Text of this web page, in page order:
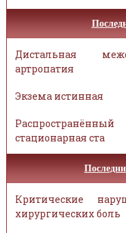
Дистальная
артропатия
Экзема истинная
стационарная ста
Критические
хирургических боль